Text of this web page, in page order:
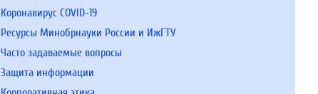
Коронавирус COVID-19
Ресурсы Минобрнауки России и ИжГТУ
Часто задаваемые вопросы
Защита информации